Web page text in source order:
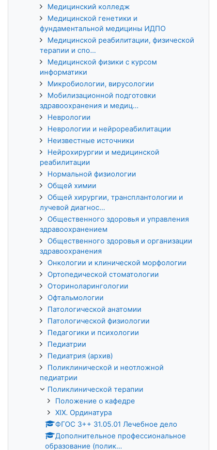
Медицинский колледж
Медицинской генетики и
фундаментальной медицины ИДПО
Медицинской реабилитации, физической
терапии и спо...
Медицинской физики с курсом
информатики
Микробиологии, вирусологии
Мобилизационной подготовки
здравоохранения и медиц...
Неврологии
Неврологии и нейрореабилитации
Неизвестные источники
Нейрохирургии и медицинской
реабилитации
Нормальной физиологии
Общей химии
Общей хирургии, трансплантологии и
лучевой диагнос...
Общественного здоровья и управления
здравоохранением
Общественного здоровья и организации
здравоохранения
Онкологии и клинической морфологии
Ортопедической стоматологии
Оториноларингологии
Офтальмологии
Патологической анатомии
Патологической физиологии
Педагогики и психологии
Педиатрии
Педиатрия (архив)
Поликлинической и неотложной
педиатрии
Поликлинической терапии
Положение о кафедре
XIX. Ординатура
ФГОС 3++ 31.05.01 Лечебное дело
Дополнительное профессиональное
образование (полик...